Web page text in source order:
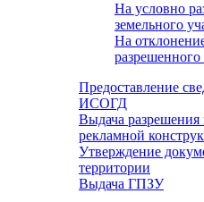
На условно
земельного
На
разрешенного
Предоставление
ИСОГД
Выдача разрешения
рекламной
Утверждение
территории
Выдача ГПЗУ